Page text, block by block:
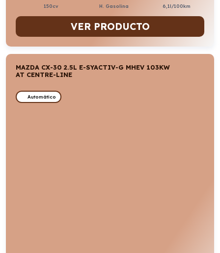
150cv H. Gasolina 6,1l/100km
VER PRODUCTO
MAZDA CX-30 2.5L E-SYACTIV-G MHEV 103KW
AT CENTRE-LINE
Automático